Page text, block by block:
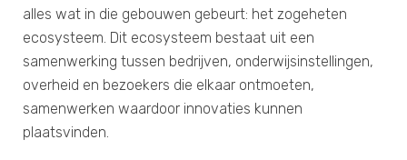
alles wat in die gebouwen gebeurt: het zogeheten
ecosysteem. Dit ecosysteem bestaat uit een
samenwerking tussen bedrijven, onderwijsinstellingen,
overheid en bezoekers die elkaar ontmoeten,
samenwerken waardoor innovaties kunnen
plaatsvinden.